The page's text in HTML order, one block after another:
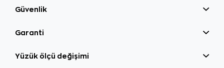
Güvenlik
Garanti
Yüzük ölçü değişimi